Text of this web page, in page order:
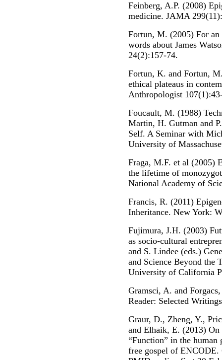
Feinberg, A.P. (2008)
medicine. JAMA
Fortun, M. (2005) For
words about James
24(2):157-74.
Fortun, K. and Fortun,
ethical plateaus in
Anthropologist
Foucault, M. (1988)
Martin, H. Gutman and
Self. A Seminar with
University of
Fraga, M.F. et al (2005)
the lifetime of
National Academy of
Francis, R. (2011)
Inheritance. New York:
Fujimura, J.H. (2003)
as socio-cultural
and S. Lindee (eds.)
and Science Beyond the
University of California
Gramsci, A. and
Reader: Selected
Graur, D., Zheng, Y.,
and Elhaik, E. (2013)
“Function” in the human
free gospel of